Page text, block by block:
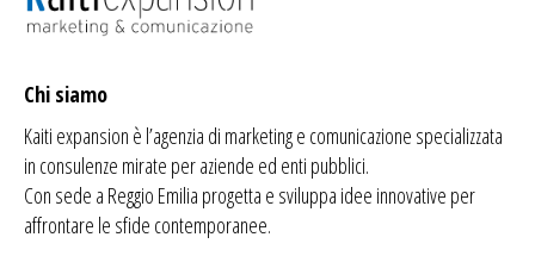
Chi siamo
Kaiti expansion è l’agenzia di marketinge comunicazione specializzata
in consulenze mirate per aziende ed enti pubblici.
Con sede a Reggio Emilia progetta e sviluppa idee innovative per
affrontare le sfide contemporanee.